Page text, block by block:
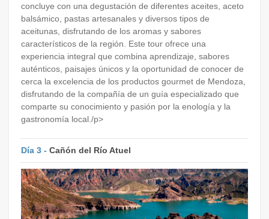
concluye con una degustación de diferentes aceites, aceto
balsámico, pastas artesanales y diversos tipos de
aceitunas, disfrutando de los aromas y sabores
característicos de la región. Este tour ofrece una
experiencia integral que combina aprendizaje, sabores
auténticos, paisajes únicos y la oportunidad de conocer de
cerca la excelencia de los productos gourmet de Mendoza,
disfrutando de la compañía de un guía especializado que
comparte su conocimiento y pasión por la enología y la
gastronomía local./p>
Día 3 - Cañón del Río Atuel